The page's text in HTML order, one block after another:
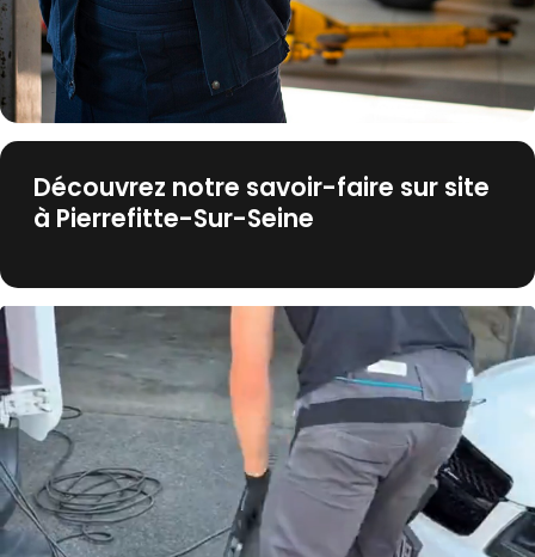
Découvrez notre savoir-faire sur site
à Pierrefitte-Sur-Seine